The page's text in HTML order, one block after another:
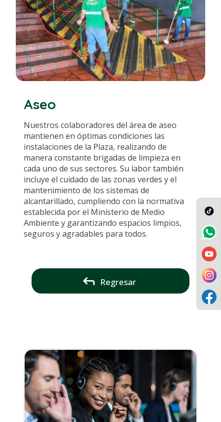
Aseo
Nuestros colaboradores del área de aseo
mantienen en óptimas condiciones las
instalaciones de la Plaza, realizando de
manera constante brigadas de limpieza en
cada uno de sus sectores. Su labor también
incluye el cuidado de las zonas verdes y el
mantenimiento de los sistemas de
alcantarillado, cumpliendo con la normativa
establecida por el Ministerio de Medio
Ambiente y garantizando espacios limpios,
seguros y agradables para todos.
Regresar